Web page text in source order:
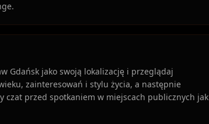
Gdańsk jako swoją lokalizację i przeglądaj
zainteresowań i stylu życia, a następnie
czat przed spotkaniem w miejscach publicznych jak